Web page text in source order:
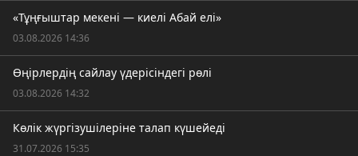
«Тұңғыштар мекені — киелі Абай елі»
03.08.2026 14:36
Өңірлердің сайлау үдерісіндегі рөлі
03.08.2026 14:32
Көлік жүргізушілеріне талап күшейеді
31.07.2026 15:35